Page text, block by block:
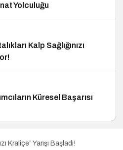
Yolculuğu
Kalp Sağlığınızı
Küresel Başarısı
Kraliçe” Yarışı Başladı!